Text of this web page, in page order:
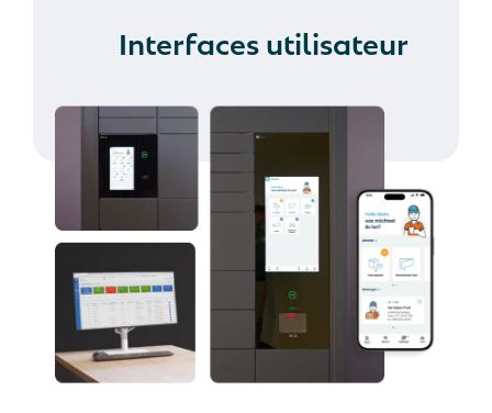
Interfaces utilisateur